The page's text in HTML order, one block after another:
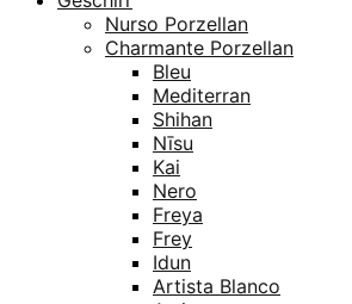
Nurso Porzellan
Charmante Porzellan
Bleu
Mediterran
Shihan
Nīsu
Kai
Nero
Freya
Frey
Idun
Artista Blanco